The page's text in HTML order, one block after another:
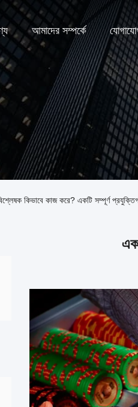
আমাদের সম্পর্কে
কিভাবে কাজ করে? একটি সম্পূর্ণ